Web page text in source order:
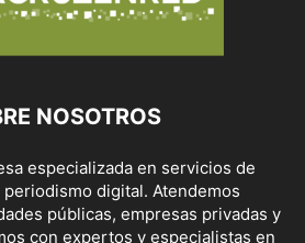
NOSOTROS
especializada en servicios de
digital. Atendemos
públicas, empresas privadas y
con expertos y especialistas en